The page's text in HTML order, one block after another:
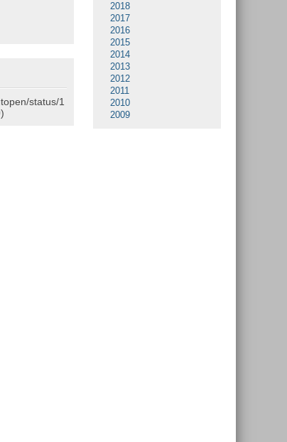
status/1
2018
2017
2016
2015
2014
2013
2012
2011
2010
2009